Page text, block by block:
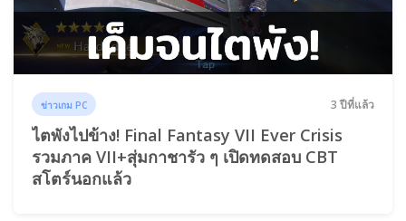
ข่าวเกม PC 3 ปีที่แล้ว
ไตพังไปข้าง! Final Fantasy VII Ever Crisis
รวมภาค VII+สุ่มกาชารัว ๆ เปิดทดสอบ CBT
สโตร์นอกแล้ว